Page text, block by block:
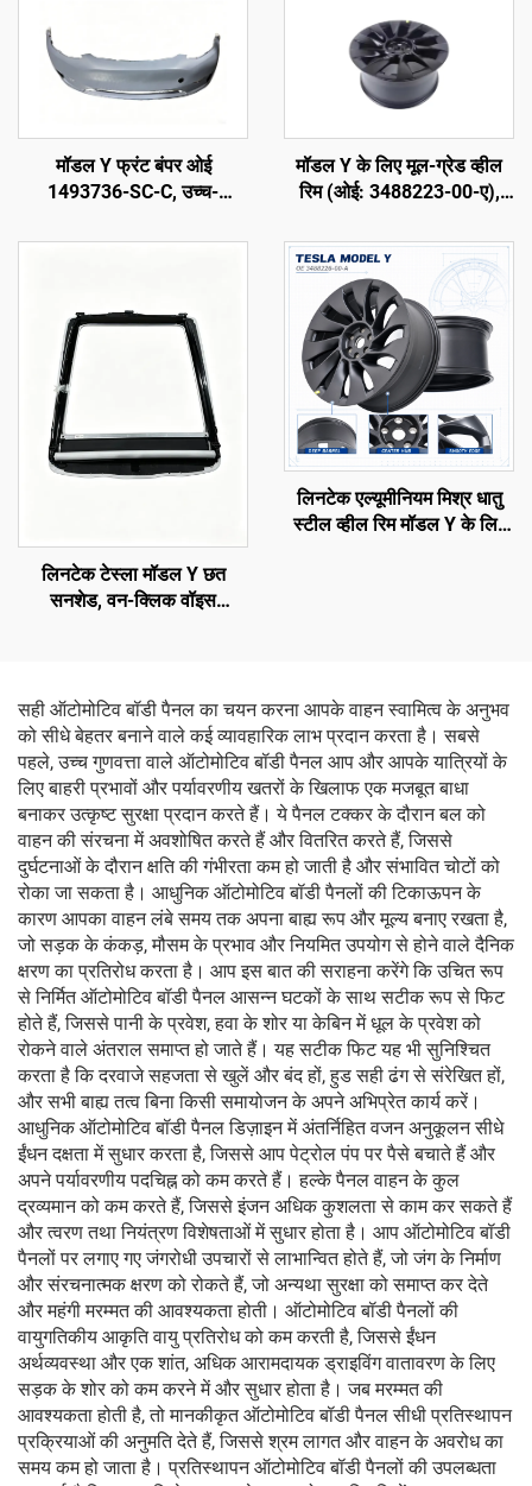
मॉडल Y फ्रंट बंपर ओई
1493736-SC-C, उच्च-
मूल रडार और सेंसर के साथ संगत,
लिए
मॉडल Y के लिए मूल-ग्रेड व्हील
रिम (ओई: 3488223-00-ए),
परिशुद्धता, मूल लग नट्स और ब्रेक
प्रणाली के साथ संगत,
प्रतिस्थापन और कस्टमाइज़ेशन के
लिए
लिनटेक टेस्ला मॉडल Y छत
सनशेड, वन-क्लिक वॉइस
लिनटेक एल्यूमीनियम मिश्र धातु
स्टील व्हील रिम मॉडल Y के लिए
सही ऑटोमोटिव बॉडी पैनल का चयन करना आपके वाहन स्वामित्व के अनुभव
को सीधे बेहतर बनाने वाले कई व्यावहारिक लाभ प्रदान करता है। सबसे
पहले, उच्च गुणवत्ता वाले ऑटोमोटिव बॉडी पैनल आप और आपके यात्रियों के
लिए बाहरी प्रभावों और पर्यावरणीय खतरों के खिलाफ एक मजबूत बाधा
बनाकर उत्कृष्ट सुरक्षा प्रदान करते हैं। ये पैनल टक्कर के दौरान बल को
वाहन की संरचना में अवशोषित करते हैं और वितरित करते हैं, जिससे
दुर्घटनाओं के दौरान क्षति की गंभीरता कम हो जाती है और संभावित चोटों को
रोका जा सकता है। आधुनिक ऑटोमोटिव बॉडी पैनलों की टिकाऊपन के
कारण आपका वाहन लंबे समय तक अपना बाह्य रूप और मूल्य बनाए रखता है,
जो सड़क के कंकड़, मौसम के प्रभाव और नियमित उपयोग से होने वाले दैनिक
क्षरण का प्रतिरोध करता है। आप इस बात की सराहना करेंगे कि उचित रूप
से निर्मित ऑटोमोटिव बॉडी पैनल आसन्न घटकों के साथ सटीक रूप से फिट
होते हैं, जिससे पानी के प्रवेश, हवा के शोर या केबिन में धूल के प्रवेश को
रोकने वाले अंतराल समाप्त हो जाते हैं। यह सटीक फिट यह भी सुनिश्चित
करता है कि दरवाजे सहजता से खुलें और बंद हों, हुड सही ढंग से संरेखित हों,
और सभी बाह्य तत्व बिना किसी समायोजन के अपने अभिप्रेत कार्य करें।
आधुनिक ऑटोमोटिव बॉडी पैनल डिज़ाइन में अंतर्निहित वजन अनुकूलन सीधे
ईंधन दक्षता में सुधार करता है, जिससे आप पेट्रोल पंप पर पैसे बचाते हैं और
अपने पर्यावरणीय पदचिह्न को कम करते हैं। हल्के पैनल वाहन के कुल
द्रव्यमान को कम करते हैं, जिससे इंजन अधिक कुशलता से काम कर सकते हैं
और त्वरण तथा नियंत्रण विशेषताओं में सुधार होता है। आप ऑटोमोटिव बॉडी
पैनलों पर लगाए गए जंगरोधी उपचारों से लाभान्वित होते हैं, जो जंग के निर्माण
और संरचनात्मक क्षरण को रोकते हैं, जो अन्यथा सुरक्षा को समाप्त कर देते
और महंगी मरम्मत की आवश्यकता होती। ऑटोमोटिव बॉडी पैनलों की
वायुगतिकीय आकृति वायु प्रतिरोध को कम करती है, जिससे ईंधन
अर्थव्यवस्था और एक शांत, अधिक आरामदायक ड्राइविंग वातावरण के लिए
सड़क के शोर को कम करने में और सुधार होता है। जब मरम्मत की
आवश्यकता होती है, तो मानकीकृत ऑटोमोटिव बॉडी पैनल सीधी प्रतिस्थापन
प्रक्रियाओं की अनुमति देते हैं, जिससे श्रम लागत और वाहन के अवरोध का
समय कम हो जाता है। प्रतिस्थापन ऑटोमोटिव बॉडी पैनलों की उपलब्धता